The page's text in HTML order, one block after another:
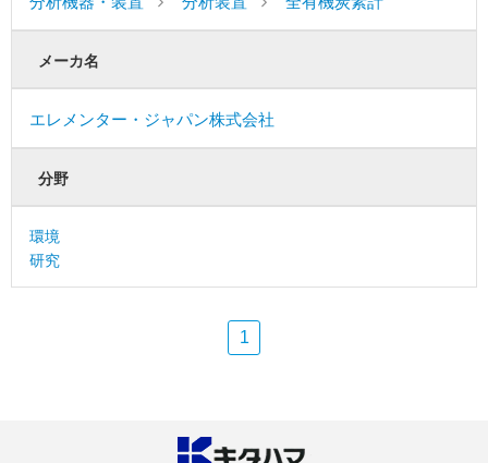
メーカ名
エレメンター・ジャパン株式会社
分野
環境
研究
1